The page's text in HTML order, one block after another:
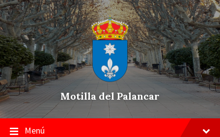
Skip
to
content
Saltar
a
la
navegación
principal
Saltar
a
pie
de
página
Motilla del Palancar
Menú